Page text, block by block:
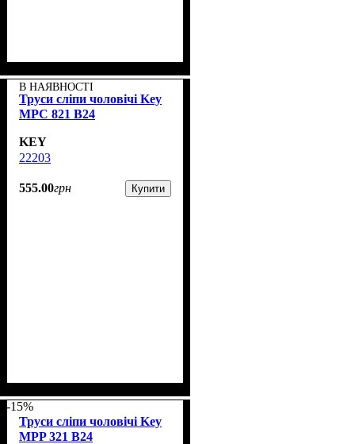
В НАЯВНОСТІ
Труси сліпи чоловічі Key
MPC 821 B24
KEY
22203
555.00грн Купити
-15%
Труси сліпи чоловічі Key
MPP 321 B24